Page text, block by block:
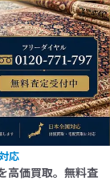
応
高価買取。無料査